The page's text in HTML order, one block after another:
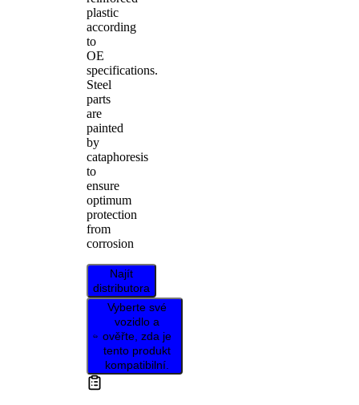
plastic
according
to
OE
specifications.
Steel
parts
are
painted
by
cataphoresis
to
ensure
optimum
protection
from
corrosion
Najít
distributora
Vyberte své
vozidlo a
ověřte, zda je
tento produkt
kompatibilní.